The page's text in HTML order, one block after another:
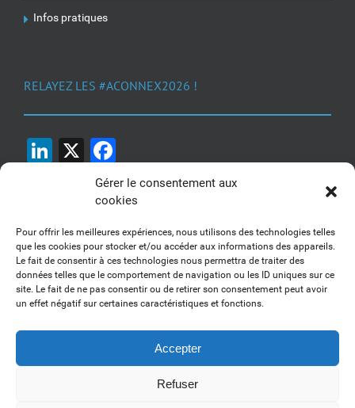
Gérer le consentement aux
cookies
Pour offrir les meilleures expériences, nous utilisons des technologies telles
que les cookies pour stocker et/ou accéder aux informations des appareils.
Le fait de consentir à ces technologies nous permettra de traiter des
données telles que le comportement de navigation ou les ID uniques sur ce
site. Le fait de ne pas consentir ou de retirer son consentement peut avoir
un effet négatif sur certaines caractéristiques et fonctions.
Accepter
Refuser
Infos pratiques
RELAYEZ LES #ACONNEX2026 !
LinkedIn
X
1, 2, 3... Buzzez !
Découvrez nos kits communication